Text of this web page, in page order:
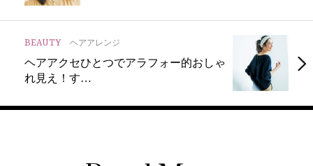
BEAUTY ヘアアレンジ
ヘアアクセひとつでアラフォー的おしゃ
れ見え！す…